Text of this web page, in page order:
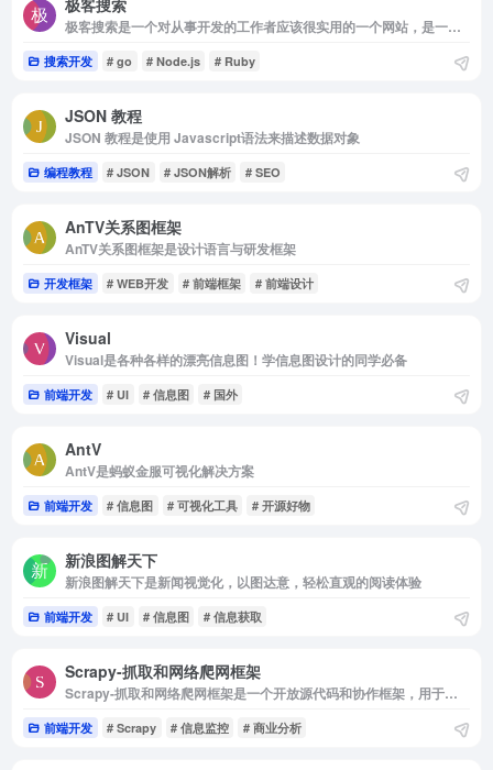
极客搜索
极客搜索是一个对从事开发的工作者应该很实用的一个网站，是一个高质量在线极客搜索工具。
搜索开发 # go # Node.js # Ruby
JSON 教程
JSON 教程是使用 Javascript语法来描述数据对象
编程教程 # JSON # JSON解析 # SEO
AnTV关系图框架
AnTV关系图框架是设计语言与研发框架
开发框架 # WEB开发 # 前端框架 # 前端设计
Visual
Visual是各种各样的漂亮信息图！学信息图设计的同学必备
前端开发 # UI # 信息图 # 国外
AntV
AntV是蚂蚁金服可视化解决方案
前端开发 # 信息图 # 可视化工具 # 开源好物
新浪图解天下
新浪图解天下是新闻视觉化，以图达意，轻松直观的阅读体验
前端开发 # UI # 信息图 # 信息获取
Scrapy-抓取和网络爬网框架
Scrapy-抓取和网络爬网框架是一个开放源代码和协作框架，用于从网站中提取所需的数据
前端开发 # Scrapy # 信息监控 # 商业分析